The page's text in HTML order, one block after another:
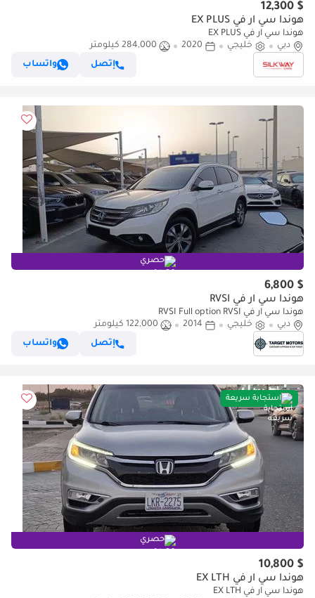
$ 12,300
هوندا سي آر في EX PLUS
هوندا سي آر في EX PLUS
دبي
خليجي 2020
284,000 كيلومتر
إتصل
واتساب
حصري
$ 6,800
هوندا سي آر في RVSI
هوندا سي آر في RVSI Full option RVSI
دبي
خليجي 2014
122,000 كيلومتر
إتصل
واتساب
استجابة سريعة
حصري
$ 10,800
هوندا سي آر في EX LTH
هوندا سي آر في EX LTH